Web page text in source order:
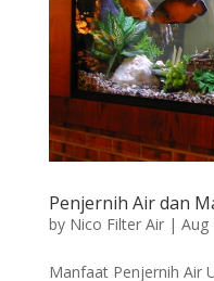
Penjernih Air dan
by Nico Filter Air| Aug
Manfaat Penjernih Air